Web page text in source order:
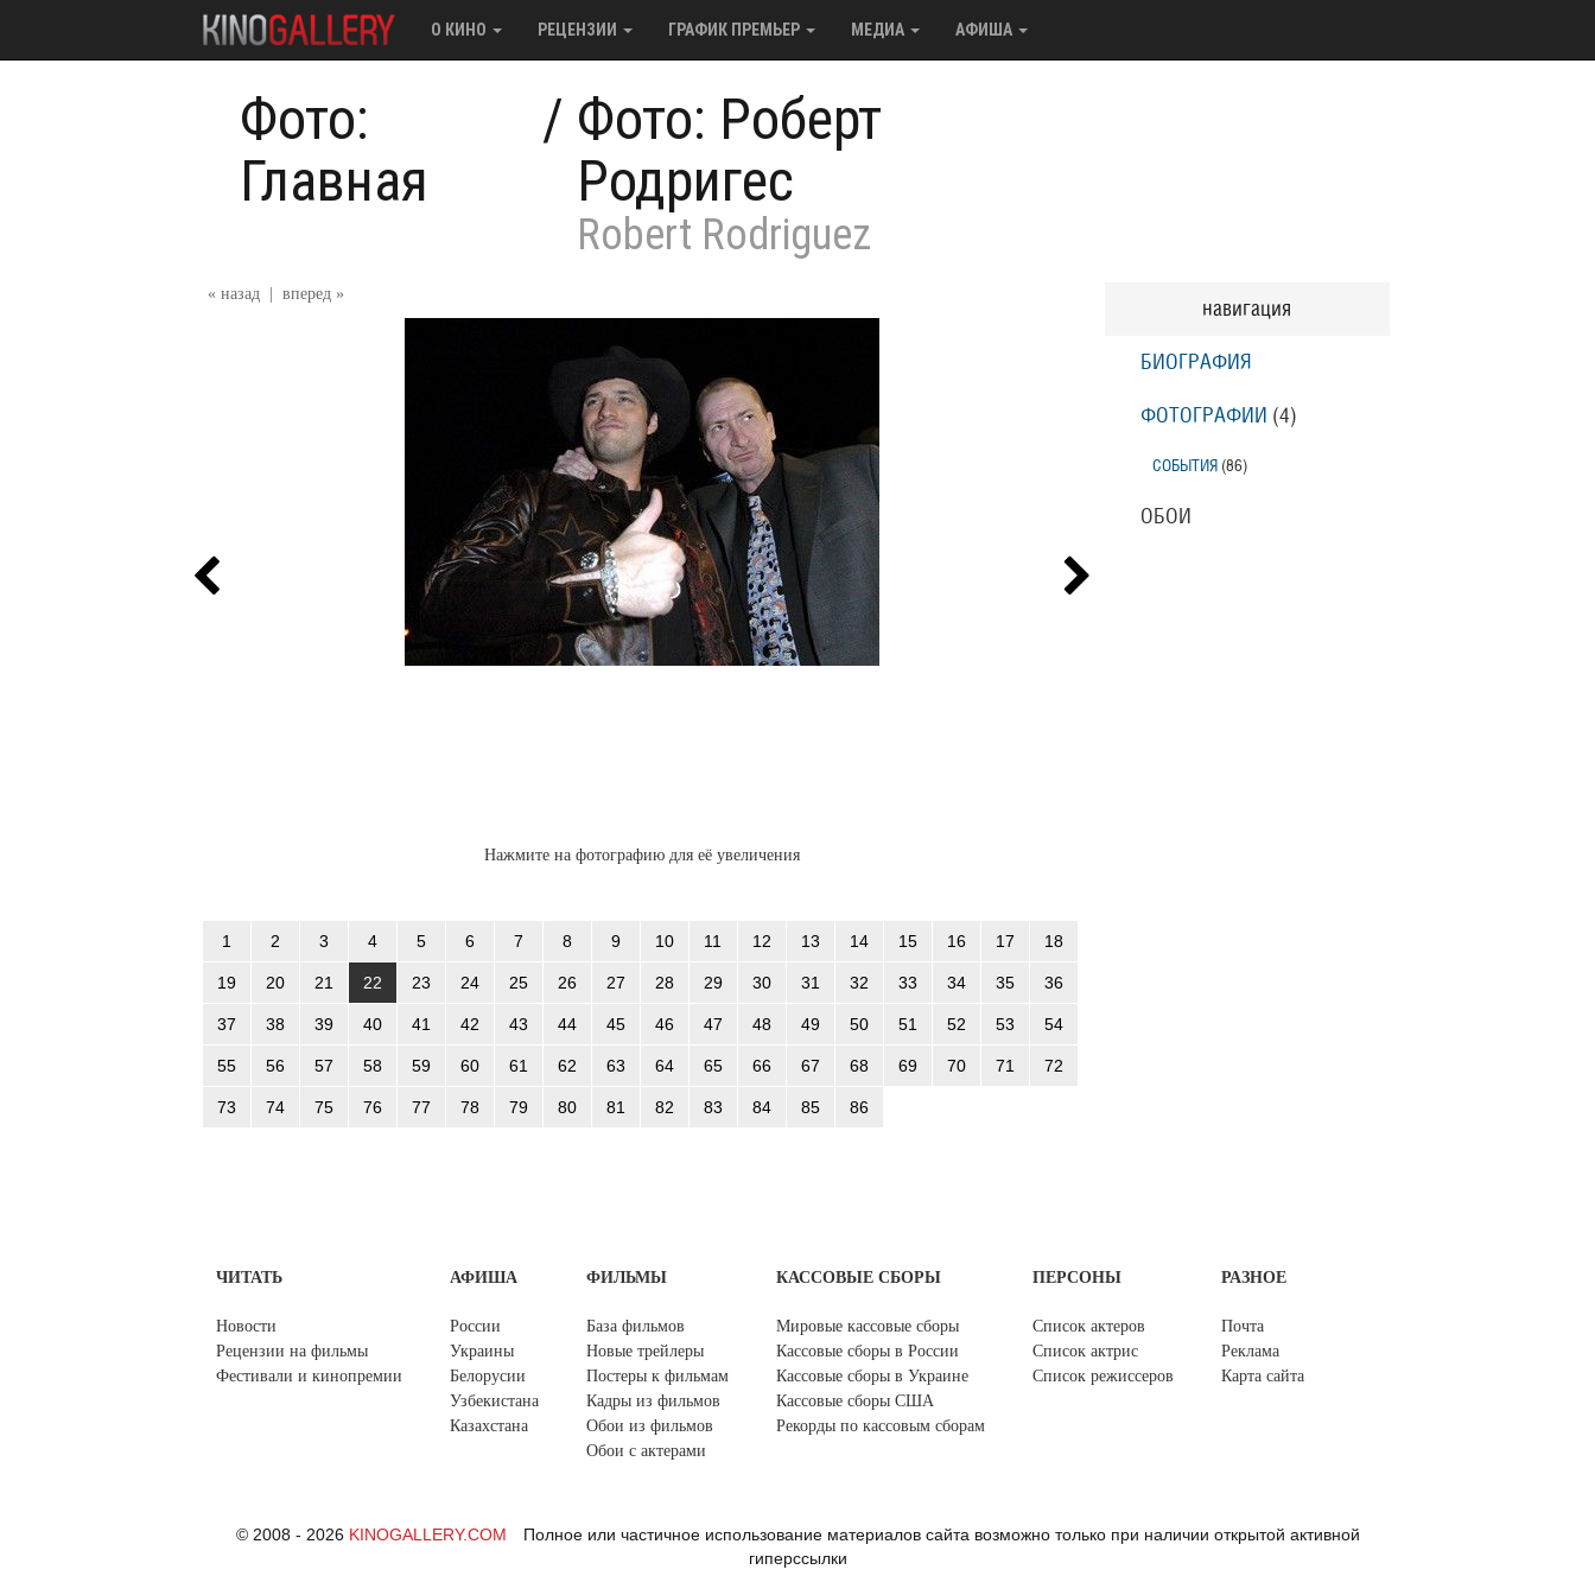
О КИНО РЕЦЕНЗИИ ГРАФИК ПРЕМЬЕР МЕДИА АФИША
Фото:
Главная
/ Фото: Роберт
Родригес
Robert Rodriguez
« назад вперед »
Нажмите на фотографию для её увеличения
1 2 3 4 5 6 7 8 9 10 11 12 13 14 15 16 17 18
19 20 21 22 23 24 25 26 27 28 29 30 31 32 33 34 35 36
37 38 39 40 41 42 43 44 45 46 47 48 49 50 51 52 53 54
55 56 57 58 59 60 61 62 63 64 65 66 67 68 69 70 71 72
73 74 75 76 77 78 79 80 81 82 83 84 85 86
навигация
БИОГРАФИЯ
ФОТОГРАФИИ (4)
СОБЫТИЯ (86)
ОБОИ
ЧИТАТЬ
Новости
Рецензии на фильмы
Фестивали и кинопремии
АФИША
России
Украины
Белорусии
Узбекистана
Казахстана
ФИЛЬМЫ
База фильмов
Новые трейлеры
Постеры к фильмам
Кадры из фильмов
Обои из фильмов
Обои с актерами
КАССОВЫЕ СБОРЫ
Мировые кассовые сборы
Кассовые сборы в России
Кассовые сборы в Украине
Кассовые сборы США
Рекорды по кассовым сборам
ПЕРСОНЫ
Список актеров
Список актрис
Список режиссеров
РАЗНОЕ
Почта
Реклама
Карта сайта
© 2008 - 2026 KINOGALLERY.COM
Полное или частичное использование материалов сайта возможно только при наличии открытой активной
гиперссылки